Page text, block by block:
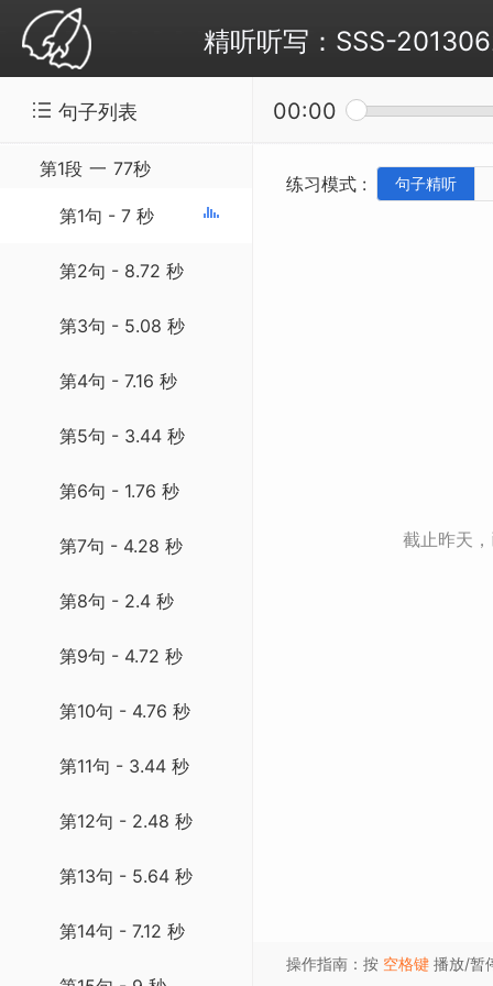
精听听写：SSS-
句子列表 00:00
第1段 一 77秒
第1句 - 7 秒
第2句 - 8.72 秒
第3句 - 5.08 秒
第4句 - 7.16 秒
第5句 - 3.44 秒
第6句 - 1.76 秒
第7句 - 4.28 秒
第8句 - 2.4 秒
第9句 - 4.72 秒
第10句 - 4.76 秒
第11句 - 3.44 秒
第12句 - 2.48 秒
第13句 - 5.64 秒
第14句 - 7.12 秒
练习模式 : 句子精听
截止昨天
操作指南：按 空格键 播放/暂